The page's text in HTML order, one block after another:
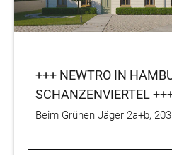
+++ NEWTRO IN
SCHANZENVIERTEL
Beim Grünen Jäger 2a+b,